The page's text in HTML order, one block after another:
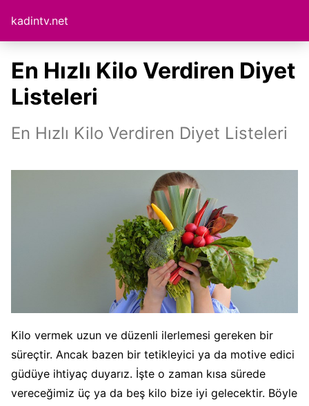
kadintv.net
En Hızlı Kilo Verdiren Diyet
Listeleri
En Hızlı Kilo Verdiren Diyet Listeleri
Kilo vermek uzun ve düzenli ilerlemesi gereken bir
süreçtir. Ancak bazen bir tetikleyici ya da motive edici
güdüye ihtiyaç duyarız. İşte o zaman kısa sürede
vereceğimiz üç ya da beş kilo bize iyi gelecektir. Böyle